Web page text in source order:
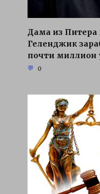
Дама из Питера
Геленджик
почти миллион
0